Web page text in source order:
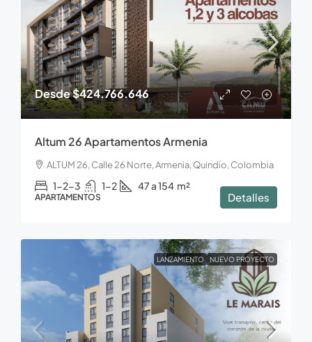
Desde$424.766.646
Altum 26 Apartamentos Armenia
ALTUM 26, Calle 26 Norte, Armenia, Quindío, Colombia
1-2-3 1-2 47 a 154 m²
APARTAMENTOS Detalles
LANZAMIENTO NUEVO PROYECTO